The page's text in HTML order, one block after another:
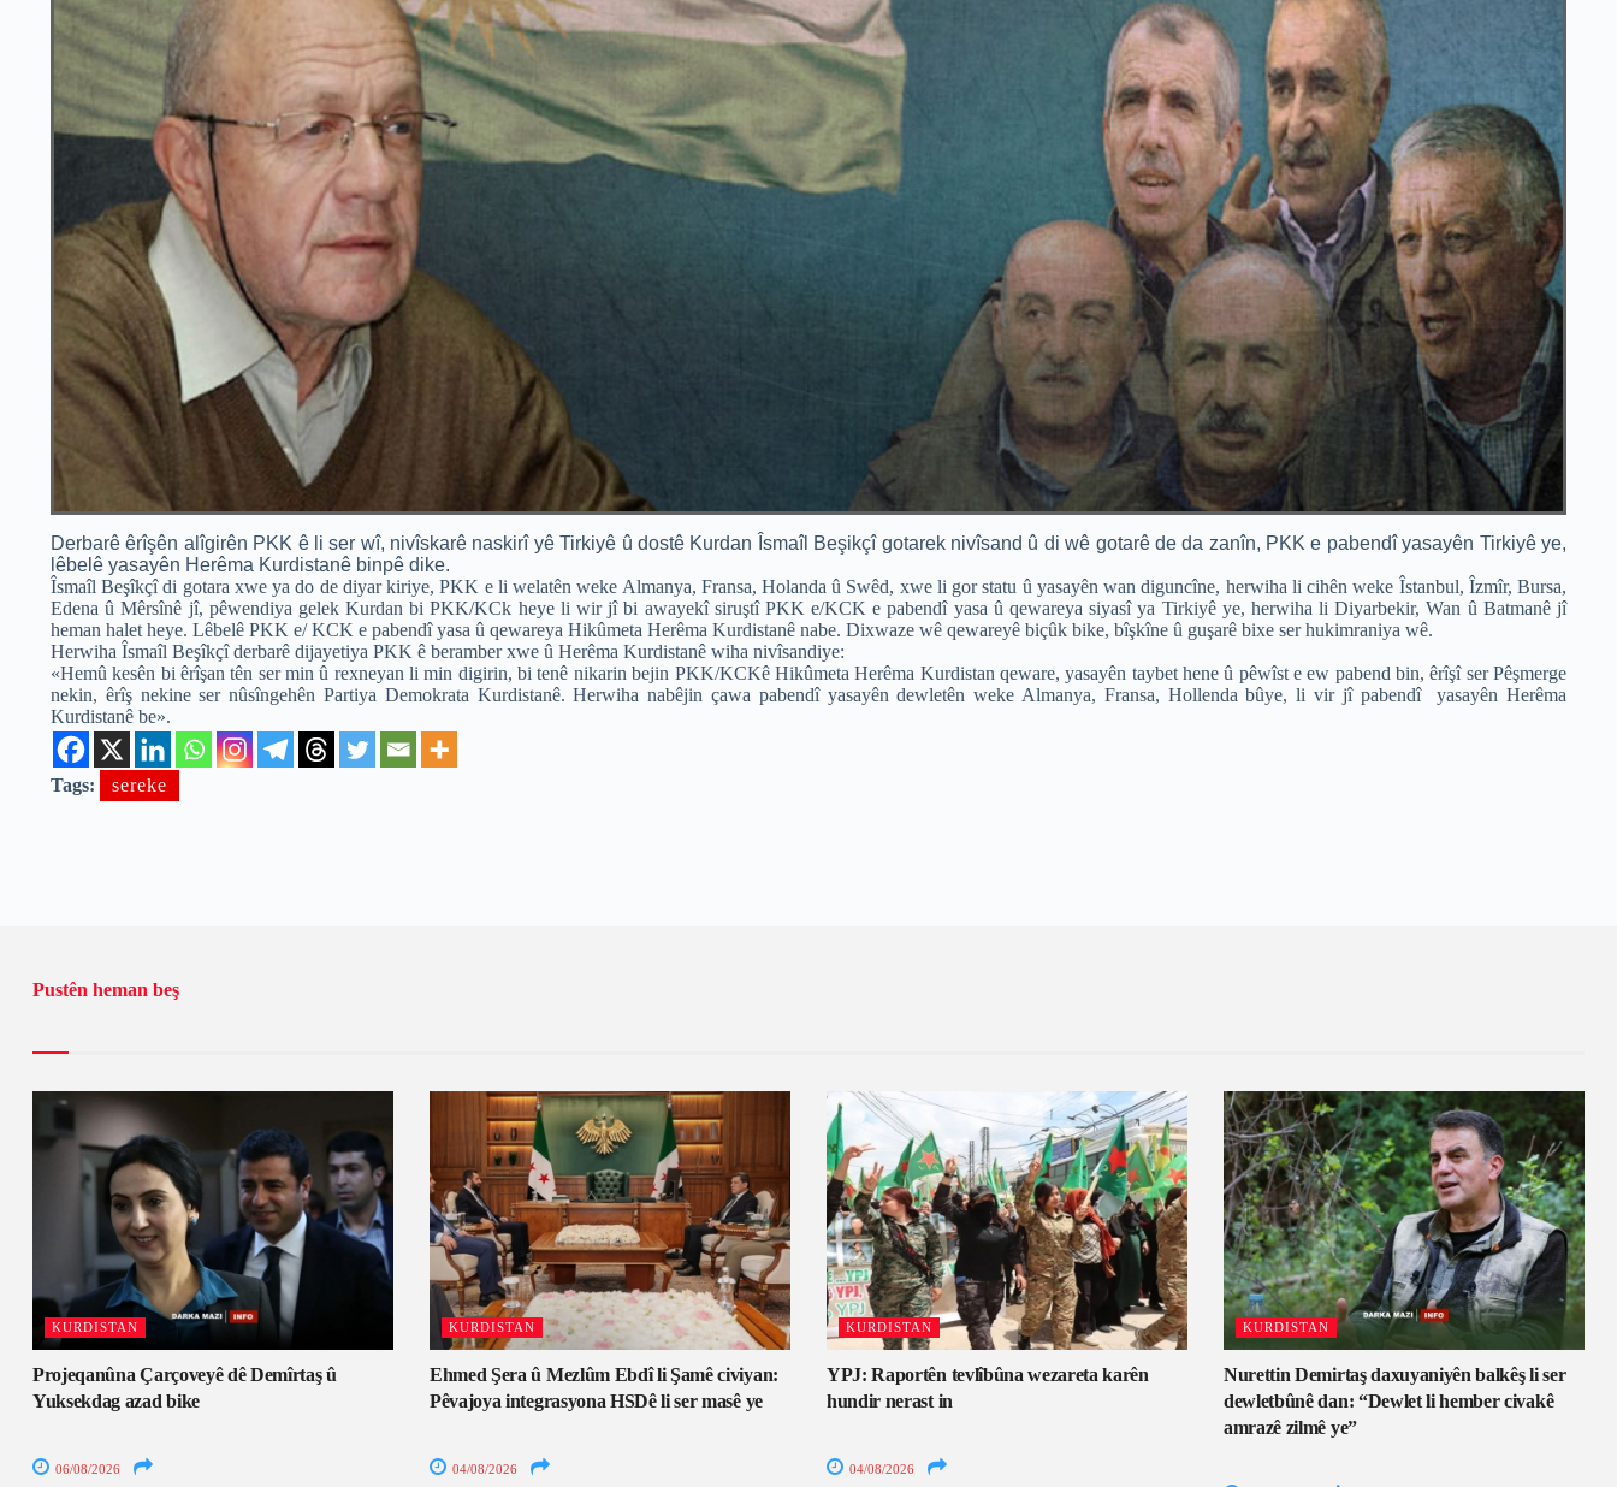
Derbarê êrîşên alîgirên PKK ê li ser wî, nivîskarê naskirî yê Tirkiyê û dostê Kurdan Îsmaîl Beşikçî gotarek nivîsand û di wê gotarê de da zanîn, PKK e pabendî yasayên Tirkiyê ye,
lêbelê yasayên Herêma Kurdistanê binpê dike.
Îsmaîl Beşîkçî di gotara xwe ya do de diyar kiriye, PKK e li welatên weke Almanya, Fransa, Holanda û Swêd, xwe li gor statu û yasayên wan diguncîne, herwiha li cihên weke Îstanbul, Îzmîr, Bursa,
Edena û Mêrsînê jî, pêwendiya gelek Kurdan bi PKK/KCk heye li wir jî bi awayekî siruştî PKK e/KCK e pabendî yasa û qewareya siyasî ya Tirkiyê ye, herwiha li Diyarbekir, Wan û Batmanê jî
heman halet heye. Lêbelê PKK e/ KCK e pabendî yasa û qewareya Hikûmeta Herêma Kurdistanê nabe. Dixwaze wê qewareyê biçûk bike, bîşkîne û guşarê bixe ser hukimraniya wê.
Herwiha Îsmaîl Beşîkçî derbarê dijayetiya PKK ê beramber xwe û Herêma Kurdistanê wiha nivîsandiye:
«Hemû kesên bi êrîşan tên ser min û rexneyan li min digirin, bi tenê nikarin bejin PKK/KCKê Hikûmeta Herêma Kurdistan qeware, yasayên taybet hene û pêwîst e ew pabend bin, êrîşî ser Pêşmerge
nekin, êrîş nekine ser nûsîngehên Partiya Demokrata Kurdistanê. Herwiha nabêjin çawa pabendî yasayên dewletên weke Almanya, Fransa, Hollenda bûye, li vir jî pabendî yasayên Herêma
Kurdistanê be».
Tags: sereke
Pustên heman beş
KURDISTAN
Projeqanûna Çarçoveyê dê Demîrtaş û
Yuksekdag azad bike
06/08/2026
KURDISTAN
Ehmed Şera û Mezlûm Ebdî li Şamê civiyan:
Pêvajoya integrasyona HSDê li ser masê ye
04/08/2026
KURDISTAN
YPJ: Raportên tevlîbûna wezareta karên
hundir nerast in
04/08/2026
KURDISTAN
Nurettin Demirtaş daxuyaniyên balkêş li ser
dewletbûnê dan: “Dewlet li hember civakê
amrazê zilmê ye”